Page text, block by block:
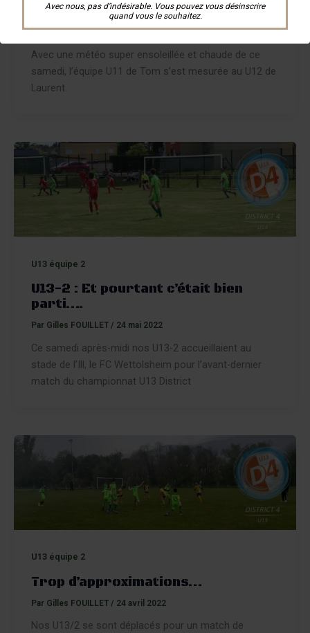
Avec nous, pas d’indésirable. Vous pouvez vous désinscrire
quand vous le souhaitez.
Match fratricide …
ParGilles FOUILLET/5 juin 2022
Avec une météo super ensoleillée et chaude de ce
samedi, l’équipe U11 de Tom s’est mesurée au U12 de
Laurent.
U13 équipe 2
U13-2 : Et pourtant c’était bien
parti….
Par Gilles FOUILLET / 24 mai 2022
Ce samedi après-midi nos U13-2 accueillaient au
stade de l’Ill, le FC Wettolsheim pour l’avant-dernier
match du championnat U13 District
U13 équipe 2
Trop d’approximations…
Par Gilles FOUILLET / 24 avril 2022
Nos U13/2 se sont déplacés pour un match de